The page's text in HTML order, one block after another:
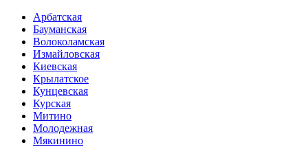
Арбатская
Бауманская
Волоколамская
Измайловская
Киевская
Крылатское
Кунцевская
Курская
Митино
Молодежная
Мякинино